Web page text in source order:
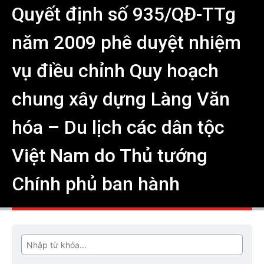
Quyết định số 935/QĐ-TTg
năm 2009 phê duyệt nhiệm
vụ điều chỉnh Quy hoạch
chung xây dựng Làng Văn
hóa – Du lịch các dân tộc
Việt Nam do Thủ tướng
Chính phủ ban hành
Tìm